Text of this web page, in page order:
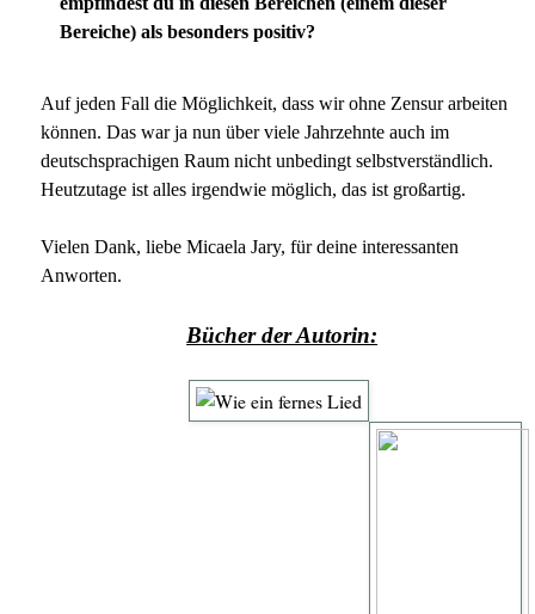
Bereiche) als besonders positiv?
Auf jeden Fall die Möglichkeit, dass wir ohne Zensur arbeiten
können. Das war ja nun über viele Jahrzehnte auch im
deutschsprachigen Raum nicht unbedingt selbstverständlich.
Heutzutage ist alles irgendwie möglich, das ist großartig.
Vielen Dank, liebe Micaela Jary, für deine interessanten
Anworten.
Bücher der Autorin: